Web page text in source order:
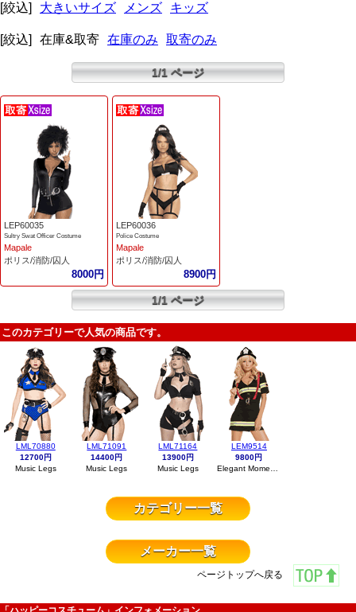
[絞込]
大きいサイズ メンズ キッズ
[絞込] 在庫&取寄 在庫のみ 取寄のみ
1/1 ページ
LEP60035
Sultry Swat Officer Costume
Mapale
ポリス/消防/囚人
8000円
LEP60036
Police Costume
Mapale
ポリス/消防/囚人
8900円
1/1 ページ
このカテゴリーで人気の商品です。
LML70880
12700円
Music Legs
LML71091
14400円
Music Legs
LML71164
13900円
Music Legs
LEM9514
9800円
カテゴリー一覧
メーカー一覧
ページトップへ戻る